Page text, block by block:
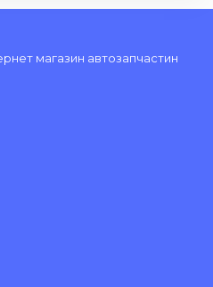
магазин автозапчастин